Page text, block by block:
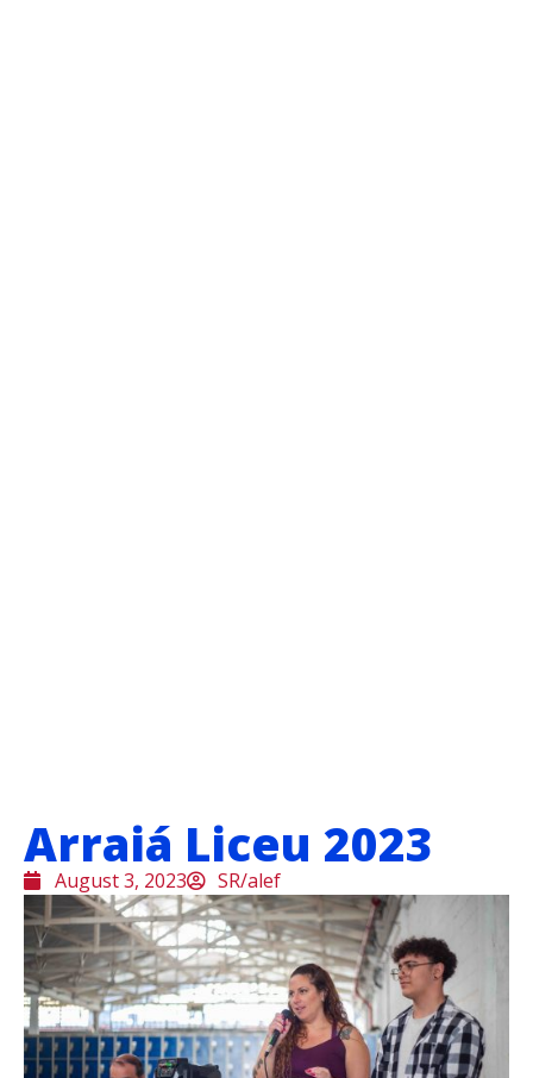
Arraiá Liceu 2023
August 3, 2023 SR/alef